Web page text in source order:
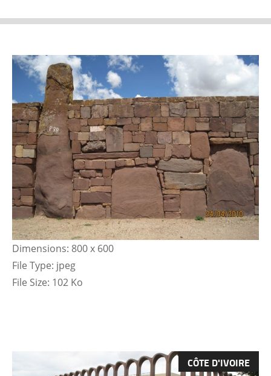
Dimensions: 800 x 600
File Type: jpeg
File Size: 102 Ko
CÔTE D'IVOIRE